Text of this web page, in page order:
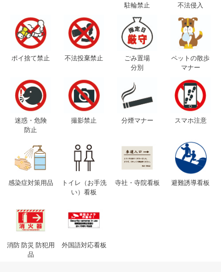
駐輪禁止
不法侵入
ポイ捨て禁止 不法投棄禁止
ごみ置場
分別
ペットの散歩
マナー
迷惑・危険
防止
撮影禁止 分煙マナー スマホ注意
感染症対策用品
トイレ（お手洗
い）看板
寺社・寺院看板 避難誘導看板
消防 防災 防犯用
品
外国語対応看板